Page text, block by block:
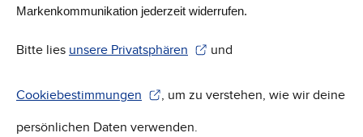
Markenkommunikation jederzeit widerrufen.
Bitte lies unsere Privatsphären
(Wird in einem neuen Fenster geöffnet)
und
Cookiebestimmungen
(Wird in einem neuen Fenster geöffnet)
, um zu verstehen, wie wir deine
persönlichen Daten verwenden.